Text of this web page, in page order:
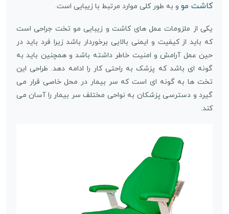
کاشت مو و به طور کلی موارد مرتبط با زیبایی است.
یکی از ملزومات عمل های کاشت و زیبایی مو تخت جراحی است
که باید از کیفیت و ایمنی بالایی برخوردار باشد زیرا فرد باید در
حین عمل آرامش و امنیت خاطر داشته باشد و همچنین باید به
گونه ای باشد که پزشک به راحتی کار را ادامه دهد. طراحی این
تخت ها به گونه ای است که سر بیمار در محل خاصی قرار می
گیرد و دسترسی پزشکان به نواحی مختلف سر بیمار را آسان می
کند.